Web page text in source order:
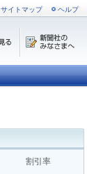
サイトマップ ヘルプ
割引率